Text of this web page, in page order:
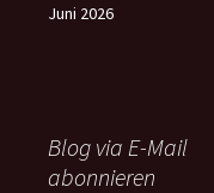
Juni 2026
Blog via E-Mail
abonnieren